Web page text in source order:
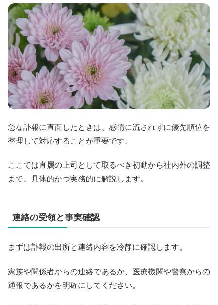
急な訃報に直面したときは、感情に流されずに優先順位を
整理して対応することが重要です。
ここでは直属の上司として取るべき初動から社内外の調整
まで、具体的かつ実務的に解説します。
連絡の受領と事実確認
まずは訃報の出所と連絡内容を冷静に確認します。
家族や関係者からの連絡であるか、医療機関や警察からの
通報であるかを明確にしてください。